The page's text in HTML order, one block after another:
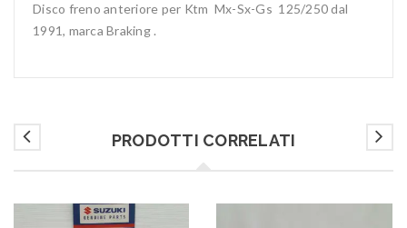
Disco freno anteriore per Ktm Mx-Sx-Gs 125/250 dal
1991, marca Braking .
PRODOTTI CORRELATI